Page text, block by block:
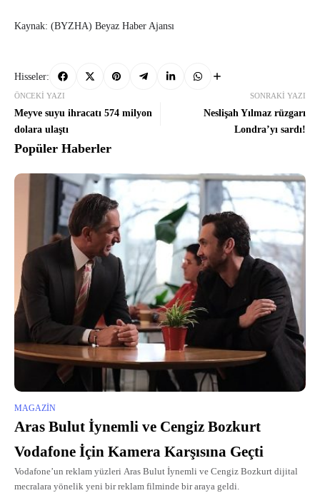
Kaynak: (BYZHA) Beyaz Haber Ajansı
Hisseler:
ÖNCEKI YAZI
Meyve suyu ihracatı 574 milyon
dolara ulaştı
SONRAKI YAZI
Neslişah Yılmaz rüzgarı
Londra’yı sardı!
Popüler Haberler
MAGAZIN
Aras Bulut İynemli ve Cengiz Bozkurt
Vodafone İçin Kamera Karşısına Geçti
Vodafone’un reklam yüzleri Aras Bulut İynemli ve Cengiz Bozkurt dijital
mecralara yönelik yeni bir reklam filminde bir araya geldi.